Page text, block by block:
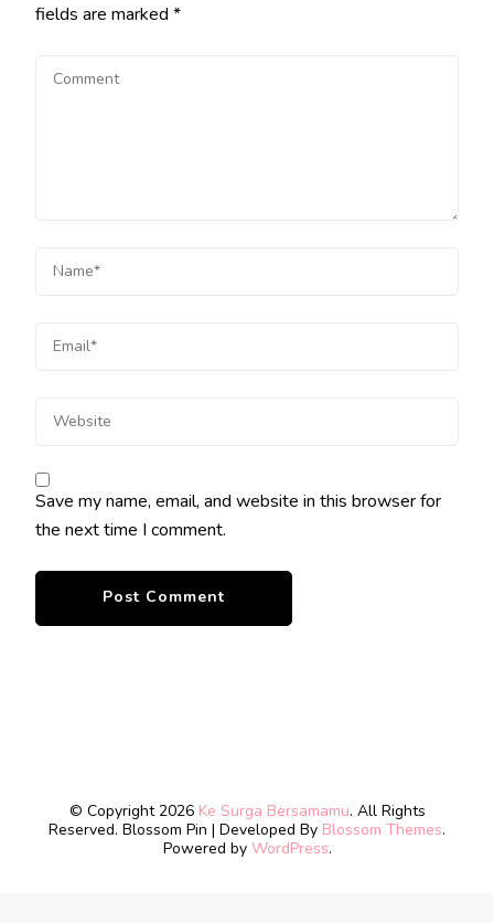
fields are marked *
Save my name, email, and website in this browser for
the next time I comment.
© Copyright 2026 Ke Surga Bersamamu. All Rights
Reserved. Blossom Pin | Developed By Blossom Themes.
Powered by WordPress.